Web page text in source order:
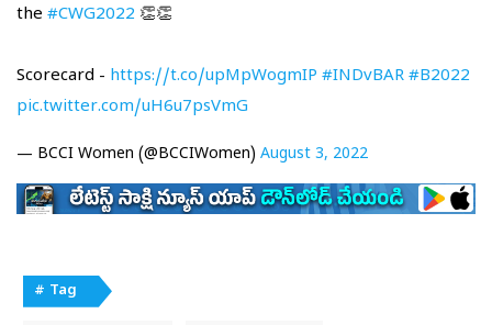
the #CWG2022 👏👏
Scorecard - https://t.co/upMpWogmIP #INDvBAR #B2022
pic.twitter.com/uH6u7psVmG
— BCCI Women (@BCCIWomen) August 3, 2022
# Tag